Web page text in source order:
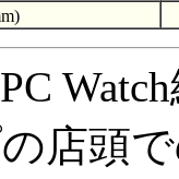
店頭